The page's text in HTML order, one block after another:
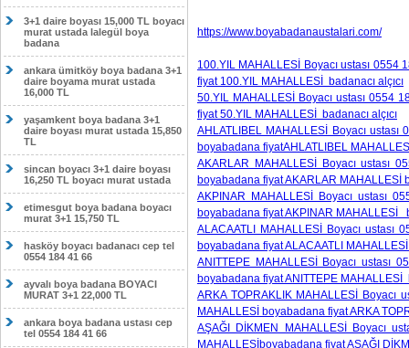
3+1 daire boyası 15,000 TL boyacı
murat ustada lalegül boya
badana
ankara ümitköy boya badana 3+1
daire boyama murat ustada
16,000 TL
yaşamkent boya badana 3+1
daire boyası murat ustada 15,850
TL
sincan boyacı 3+1 daire boyası
16,250 TL boyacı murat ustada
etimesgut boya badana boyacı
murat 3+1 15,750 TL
hasköy boyacı badanacı cep tel
0554 184 41 66
ayvalı boya badana BOYACI
MURAT 3+1 22,000 TL
ankara boya badana ustası cep
tel 0554 184 41 66
https://www.boyabadanaustalari.com/
100.YIL MAHALLESİ Boyacı ustası
fiyat 100.YIL MAHALLESİ badanacı alçıcı
50.YIL MAHALLESİ Boyacı ustası 0554
fiyat 50.YIL MAHALLESİ badanacı alçıcı
AHLATLIBEL MAHALLESİ Boyacı
boyabadana fiyatAHLATLIBEL
AKARLAR MAHALLESİ Boyacı ustası
boyabadana fiyat AKARLAR MAHALLESİ
AKPINAR MAHALLESİ Boyacı ustası
boyabadana fiyat AKPINAR MAHALLESİ
ALACAATLI MAHALLESİ Boyacı ustası
boyabadana fiyat ALACAATLI MAHALLESİ
ANITTEPE MAHALLESİ Boyacı ustası
boyabadana fiyat ANITTEPE MAHALLESİ
ARKA TOPRAKLIK MAHALLESİ Boyacı
MAHALLESİ boyabadana fiyat ARKA
AŞAĞI DİKMEN MAHALLESİ Boyacı
MAHALLESİboyabadana fiyat AŞAĞI